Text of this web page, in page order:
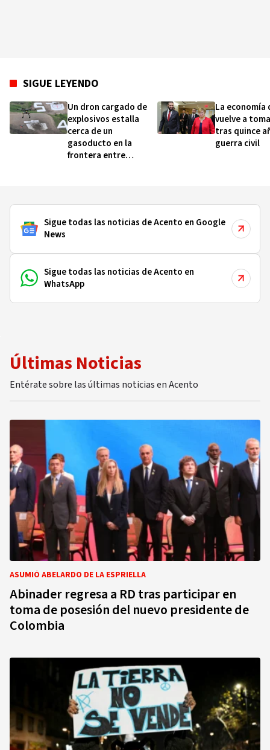
SIGUE LEYENDO
Un dron cargado de
explosivos estalla
cerca de un
gasoducto en la
frontera entre
La economía
vuelve a
tras quince
guerra civil
Sigue todas las noticias de Acento en Google
News
Sigue todas las noticias de Acento en
WhatsApp